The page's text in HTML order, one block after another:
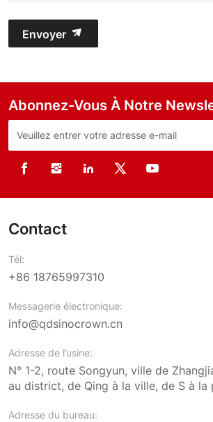
Envoyer
Abonnez-Vous À Notre
Contact
Tél:
+86 18765997310
Messagerie électronique:
info@qdsinocrown.cn
Adresse de l’usine:
N° 1-2, route Songyun, ville de
au district, de Qing à la ville, de S à la
Adresse du bureau: